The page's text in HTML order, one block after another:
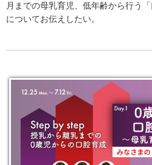
月までの母乳育児、低年齢から行う
についてお伝えしたい。